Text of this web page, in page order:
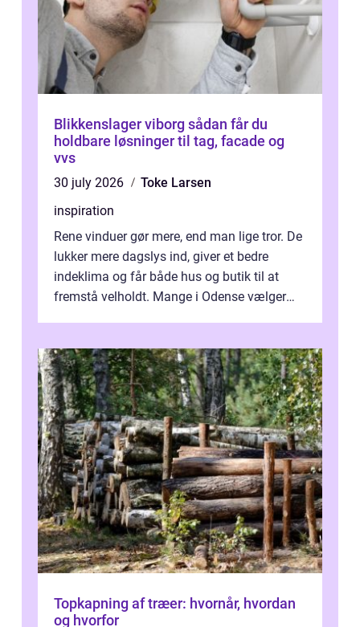
Blikkenslager viborg sådan får du
holdbare løsninger til tag, facade og
vvs
30 july 2026
Toke Larsen
inspiration
Rene vinduer gør mere, end man lige tror. De
lukker mere dagslys ind, giver et bedre
indeklima og får både hus og butik til at
fremstå velholdt. Mange i Odense vælger
Topkapning af træer: hvornår, hvordan
og hvorfor